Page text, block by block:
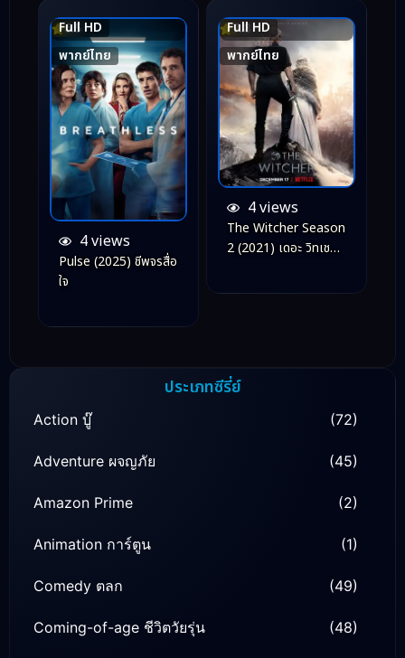
Full HD
พากย์ไทย
6.5
4 views
Pulse (2025) ชีพจรสื่อ
ใจ
Full HD
พากย์ไทย
7.8
4 views
The Witcher Season
2 (2021) เดอะ วิทเชอร์
ประเภทซีรี่ย์
Action บู๊ (72)
Adventure ผจญภัย (45)
Amazon Prime (2)
Animation การ์ตูน (1)
Comedy ตลก (49)
Coming-of-age ชีวิตวัยรุ่น (48)